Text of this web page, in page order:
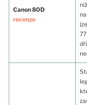
Canon 80D
recenze